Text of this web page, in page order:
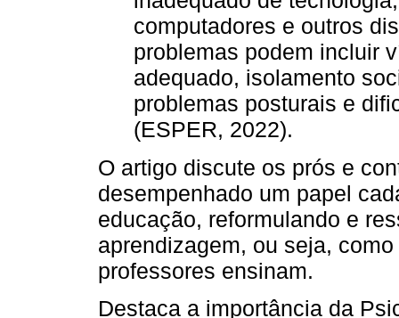
computadores e outros
problemas podem incluir
adequado, isolamento
problemas posturais e
(ESPER, 2022).
O artigo discute os prós e
desempenhado um papel
educação, reformulando e
aprendizagem, ou seja,
professores ensinam.
Destaca a importância da